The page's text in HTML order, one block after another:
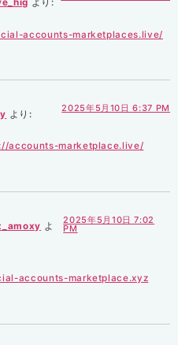
より:
accounts-marketplaces.live/
より:
2025年5月10日 6:37 PM
accounts-marketplace.live/
よ
2025年5月10日 7:02
PM
accounts-marketplace.xyz